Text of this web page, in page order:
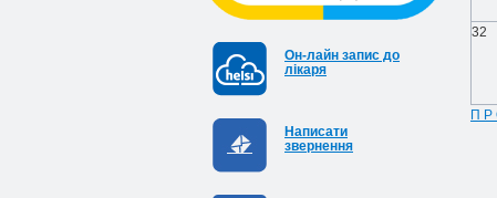
Он-лайн запис до
лікаря
Написати
звернення
32
П Р